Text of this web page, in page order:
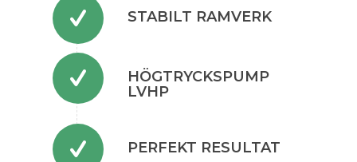
STABILT RAMVERK
HÖGTRYCKSPUMP
LVHP
PERFEKT RESULTAT